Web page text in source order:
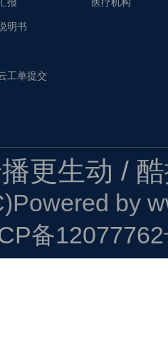
明书
工单提交
更生动 /
by
备